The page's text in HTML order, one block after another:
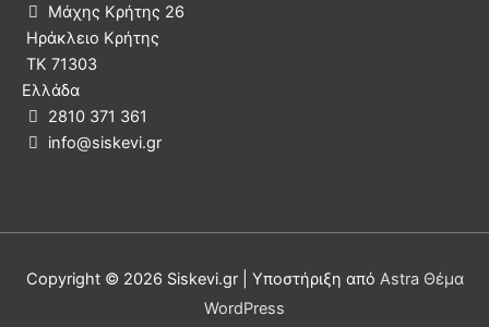

Μάχης Κρήτης 26
Ηράκλειο Κρήτης
ΤΚ 71303
Ελλάδα
 2810 371 361
 info@siskevi.gr
Copyright © 2026 Siskevi.gr| Υποστήριξη από Astra Θέμα
WordPress